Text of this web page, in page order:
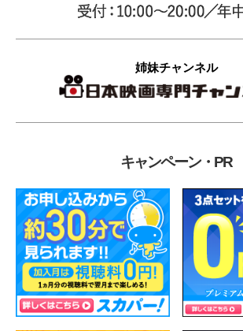
姉妹チャンネル
キャンペーン・PR